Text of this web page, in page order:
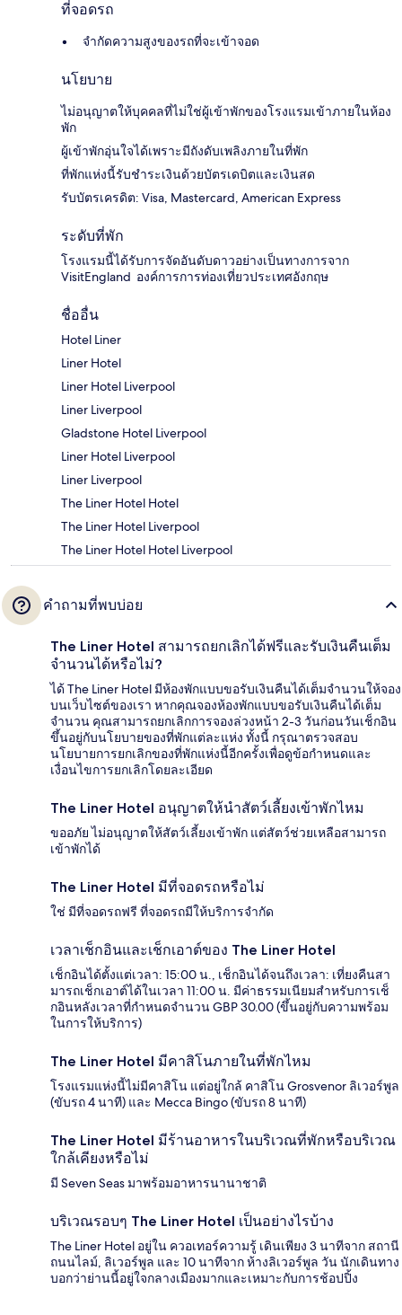
ที่จอดรถ
จำกัดความสูงของรถที่จะเข้าจอด
นโยบาย
ไม่อนุญาตให้บุคคลที่ไม่ใช่ผู้เข้าพักของโรงแรมเข้าภายในห้อง
พัก
ผู้เข้าพักอุ่นใจได้เพราะมีถังดับเพลิงภายในที่พัก
ที่พักแห่งนี้รับชำระเงินด้วยบัตรเดบิตและเงินสด
รับบัตรเครดิต: Visa, Mastercard, American Express
ระดับที่พัก
โรงแรมนี้ได้รับการจัดอันดับดาวอย่างเป็นทางการจาก
VisitEngland องค์การการท่องเที่ยวประเทศอังกฤษ
ชื่ออื่น
Hotel Liner
Liner Hotel
Liner Hotel Liverpool
Liner Liverpool
Gladstone Hotel Liverpool
Liner Hotel Liverpool
Liner Liverpool
The Liner Hotel Hotel
The Liner Hotel Liverpool
The Liner Hotel Hotel Liverpool
คำถามที่พบบ่อย
The Liner Hotel สามารถยกเลิกได้ฟรีและรับเงินคืนเต็ม
จำนวนได้หรือไม่?
ได้ The Liner Hotel มีห้องพักแบบขอรับเงินคืนได้เต็มจำนวนให้จอง
บนเว็บไซต์ของเรา หากคุณจองห้องพักแบบขอรับเงินคืนได้เต็ม
จำนวน คุณสามารถยกเลิกการจองล่วงหน้า 2-3 วันก่อนวันเช็กอิน
ขึ้นอยู่กับนโยบายของที่พักแต่ละแห่ง ทั้งนี้ กรุณาตรวจสอบ
นโยบายการยกเลิกของที่พักแห่งนี้อีกครั้งเพื่อดูข้อกำหนดและ
เงื่อนไขการยกเลิกโดยละเอียด
The Liner Hotel อนุญาตให้นำสัตว์เลี้ยงเข้าพักไหม
ขออภัย ไม่อนุญาตให้สัตว์เลี้ยงเข้าพัก แต่สัตว์ช่วยเหลือสามารถ
เข้าพักได้
The Liner Hotel มีที่จอดรถหรือไม่
ใช่ มีที่จอดรถฟรี ที่จอดรถมีให้บริการจำกัด
เวลาเช็กอินและเช็กเอาต์ของ The Liner Hotel
เช็กอินได้ตั้งแต่เวลา: 15:00 น., เช็กอินได้จนถึงเวลา: เที่ยงคืนสา
มารถเช็กเอาต์ได้ในเวลา 11:00 น. มีค่าธรรมเนียมสำหรับการเช็
กอินหลังเวลาที่กำหนดจำนวน GBP 30.00 (ขึ้นอยู่กับความพร้อม
ในการให้บริการ)
The Liner Hotel มีคาสิโนภายในที่พักไหม
โรงแรมแห่งนี้ไม่มีคาสิโน แต่อยู่ใกล้ คาสิโน Grosvenor ลิเวอร์พูล
(ขับรถ 4 นาที) และ Mecca Bingo (ขับรถ 8 นาที)
The Liner Hotel มีร้านอาหารในบริเวณที่พักหรือบริเวณ
ใกล้เคียงหรือไม่
มี Seven Seas มาพร้อมอาหารนานาชาติ
บริเวณรอบๆ The Liner Hotel เป็นอย่างไรบ้าง
The Liner Hotel อยู่ใน ควอเทอร์ความรู้ เดินเพียง 3 นาทีจาก สถานี
ถนนไลม์, ลิเวอร์พูล และ 10 นาทีจาก ห้างลิเวอร์พูล วัน นักเดินทาง
บอกว่าย่านนี้อยู่ใจกลางเมืองมากและเหมาะกับการช้อปปิ้ง